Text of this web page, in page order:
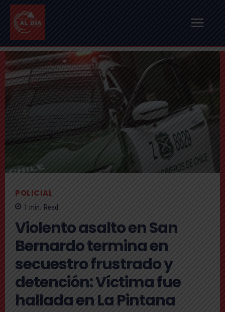
POLICIAL
1 min. Read
Violento asalto en San
Bernardo termina en
secuestro frustrado y
detención: Víctima fue
hallada en La Pintana